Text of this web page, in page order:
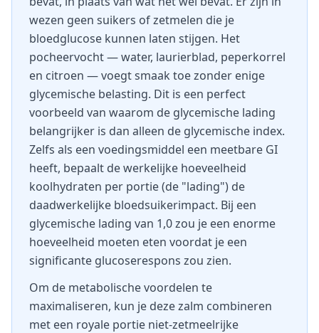
wezen geen suikers of zetmelen die je
bloedglucose kunnen laten stijgen. Het
pocheervocht — water, laurierblad, peperkorrel
en citroen — voegt smaak toe zonder enige
glycemische belasting. Dit is een perfect
voorbeeld van waarom de glycemische lading
belangrijker is dan alleen de glycemische index.
Zelfs als een voedingsmiddel een meetbare GI
heeft, bepaalt de werkelijke hoeveelheid
koolhydraten per portie (de "lading") de
daadwerkelijke bloedsuikerimpact. Bij een
glycemische lading van 1,0 zou je een enorme
hoeveelheid moeten eten voordat je een
significante glucoserespons zou zien.
Om de metabolische voordelen te
maximaliseren, kun je deze zalm combineren
met een royale portie niet-zetmeelrijke